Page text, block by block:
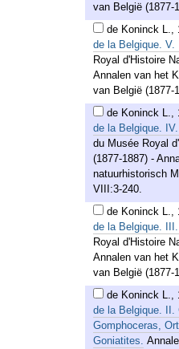
van België (1877-
de Koninck L.,
de la Belgique. V.
Royal d'Histoire
Annalen van het
van België (1877-
de Koninck L.,
de la Belgique.
du Musée Royal
(1877-1887) -
natuurhistorisch
VIII:3-240.
de Koninck L.,
de la Belgique.
Royal d'Histoire
Annalen van het
van België (1877-
de Koninck L.,
de la Belgique. II.
Gomphoceras,
Goniatites.